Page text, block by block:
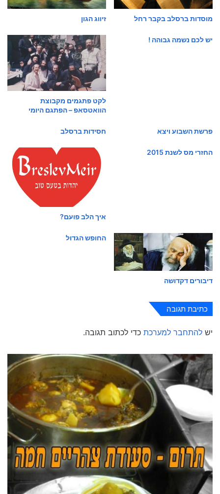
מוסדות ברסלב בקבר רחל זיווג הגון
יש לכם נשמה גבוהה !
לקט פתגמים מקבוצת
הוואטסאפ – הפתגם היומי
פרשת השבוע ויצא חסידות ברסלב
החזרי מס לשנת 2015
איך הלב פועם?
דיבורים דקדושה
החופש הגדול
כתיבת תגובה
יש להתחבר למערכת כדי לכתוב תגובה.